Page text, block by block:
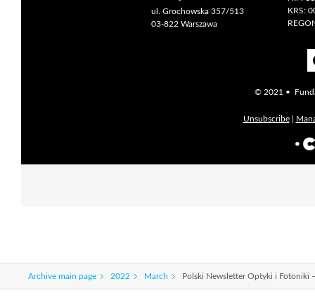
ul. Grochowska 357/513
03-822 Warszawa
KRS:
© 2021 •
Unsubscribe|
Archive main page 2022 March Polski Newsletter Optyki i Fotoniki